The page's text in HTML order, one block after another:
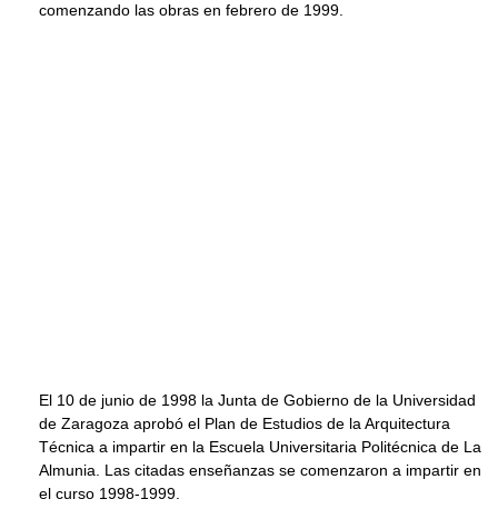
comenzando las obras en febrero de 1999.
El 10 de junio de 1998 la Junta de Gobierno de la Universidad
de Zaragoza aprobó el Plan de Estudios de la Arquitectura
Técnica a impartir en la Escuela Universitaria Politécnica de La
Almunia. Las citadas enseñanzas se comenzaron a impartir en
el curso 1998-1999.